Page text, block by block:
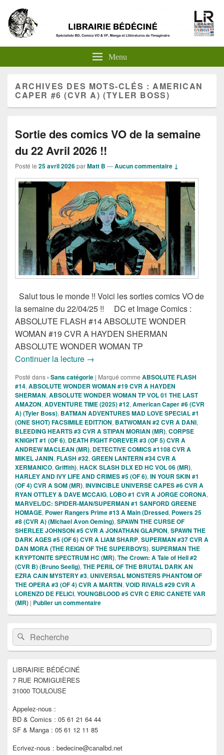
Menu
ARCHIVES DES MOTS-CLÉS : AMERICAN
CAPER #6 (CVR A) (TYLER BOSS)
Sortie des comics VO de la semaine
du 22 Avril 2026 !!
Posté le 25 avril 2026parMatt B —Aucun commentaire ↓
Salut tous le monde !! Voici les sorties comics VO de
la semaine du 22/04/25 !! DC et Image Comics :
ABSOLUTE FLASH #14 ABSOLUTE WONDER
WOMAN #19 CVR A HAYDEN SHERMAN
ABSOLUTE WONDER WOMAN TP
Continuer la lecture Sortie des comics VO de la semaine
→
Posté dans › Sans catégorie | Marqué comme ABSOLUTE FLASH
#14, ABSOLUTE WONDER WOMAN #19 CVR A HAYDEN
SHERMAN, ABSOLUTE WONDER WOMAN TP VOL 01 THE LAST
AMAZON, ADVENTURE TIME (2025) #12, American Caper #6 (CVR
A) (Tyler Boss), BATMAN ADVENTURES MAD LOVE SPECIAL #1
(ONE SHOT) FACSIMILE EDIT7ION, BATWOMAN #2 CVR A DANI,
BLEEDING HEARTS #3 CVR A STIPAN MORIAN (MR), CORPSE
KNIGHT #1 (OF 6), DEATH FIGHT FOREVER #3 (OF 5) CVR A
ANDREW MACLEAN (MR), DETECTIVE COMICS #1108 CVR A
MIKEL JANIN, FLASH #32, GREEN LANTERN #34 CVR A
XERMANICO, Griffith), HACK SLASH DLX ED HC VOL 06 (MR),
HARLEY AND IVY LIFE AND CRIMES #5 (OF 6), IN YOUR SKIN #1
(OF 4) CVR A SOM (MR), INVINCIBLE UNIVERSE CAPES #6 CVR A
RYAN OTTLEY & DAVE MCCAIG, LOBO #1 CVR A JORGE CORONA,
MARVEL/DC: SPIDER-MAN/SUPERMAN #1 SANFORD GREENE
HOMAGE, Power Rangers Prime #13 A Main (Dressed, Powers 25
#8 (CVR A) (Michael Avon Oeming), SPAWN THE CURSE OF
SHERLEE JOHNSON #5 CVR A JONATHAN GLAPION, SPAWN THE
DARK AGES #5 (OF 6) CVR A LIAM SHARP, SUPERMAN #37 CVR A
DAN MORA (THE REIGN OF THE SUPERBOYS), SUPERMAN THE
KRYPTONITE SPECTRUM HC (MR), The Crown: A Tale of Hell #2
(CVR B) (Bruno Seelig), THE PERIL OF THE BRUTAL DARK AN
EZRA CAIN MYSTERY #3, UNIVERSAL MONSTERS PHANTOM OF
THE OPERA #3 (OF 4) CVR A MARTIN, VOID RIVALS #29 CVR A
LORENZO DE FELICI, YOUNGBLOOD #5 CVR C ERIC CANETE VAR
(MR) | Publier un commentaire
Zone
principale
de
widget
barre
latérale
Recherche :Rechercher
LIBRAIRIE BÉDÉCINÉ
7 RUE ROMIGUIÈRES
31000 TOULOUSE
Appelez-nous :
BD & Comics : 05 61 21 64 44
SF & Manga : 05 61 12 11 85
Ecrivez-nous : bedecine@canalbd.net